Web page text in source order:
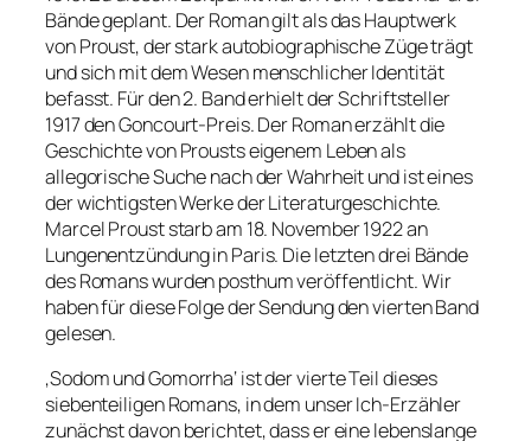
Bände geplant. Der Roman gilt als das Hauptwerk
von Proust, der stark autobiographische Züge trägt
und sich mit dem Wesen menschlicher Identität
befasst. Für den 2. Band erhielt der Schriftsteller
1917 den Goncourt-Preis. Der Roman erzählt die
Geschichte von Prousts eigenem Leben als
allegorische Suche nach der Wahrheit und ist eines
der wichtigsten Werke der Literaturgeschichte.
Marcel Proust starb am 18. November 1922 an
Lungenentzündung in Paris. Die letzten drei Bände
des Romans wurden posthum veröffentlicht. Wir
haben für diese Folge der Sendung den vierten Band
gelesen.
‚Sodom und Gomorrha‘ ist der vierte Teil dieses
siebenteiligen Romans, in dem unser Ich-Erzähler
zunächst davon berichtet, dass er eine lebenslange